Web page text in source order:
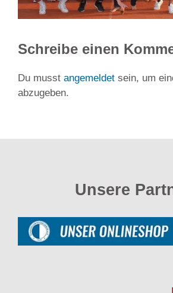
Schreibe einen
Du musst angemeldet sein, um
abzugeben.
Unsere